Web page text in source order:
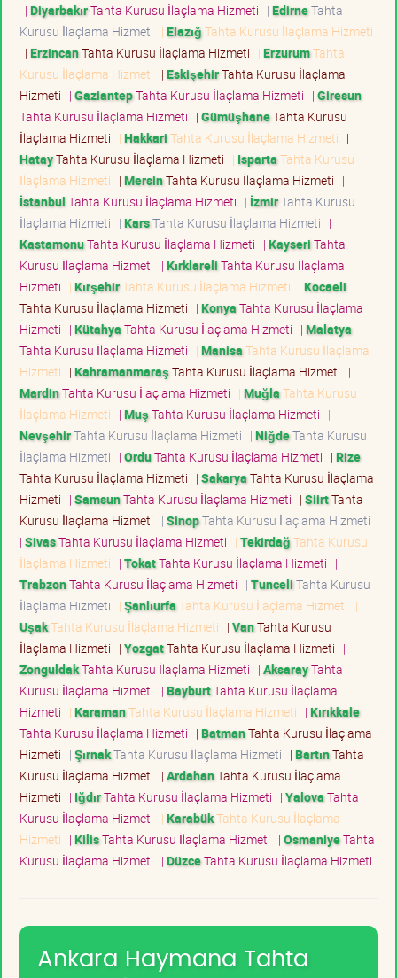
| DiyarbakırTahta Kurusu İlaçlama Hizmeti | EdirneTahta
Kurusu İlaçlama Hizmeti | ElazığTahta Kurusu İlaçlama Hizmeti
| ErzincanTahta Kurusu İlaçlama Hizmeti | ErzurumTahta
Kurusu İlaçlama Hizmeti | EskişehirTahta Kurusu İlaçlama
Hizmeti | GaziantepTahta Kurusu İlaçlama Hizmeti | Giresun
Tahta Kurusu İlaçlama Hizmeti | GümüşhaneTahta Kurusu
İlaçlama Hizmeti | HakkariTahta Kurusu İlaçlama Hizmeti |
HatayTahta Kurusu İlaçlama Hizmeti | IspartaTahta Kurusu
İlaçlama Hizmeti | MersinTahta Kurusu İlaçlama Hizmeti |
İstanbulTahta Kurusu İlaçlama Hizmeti | İzmirTahta Kurusu
İlaçlama Hizmeti | KarsTahta Kurusu İlaçlama Hizmeti |
KastamonuTahta Kurusu İlaçlama Hizmeti | KayseriTahta
Kurusu İlaçlama Hizmeti | KırklareliTahta Kurusu İlaçlama
Hizmeti | KırşehirTahta Kurusu İlaçlama Hizmeti | Kocaeli
Tahta Kurusu İlaçlama Hizmeti | KonyaTahta Kurusu İlaçlama
Hizmeti | KütahyaTahta Kurusu İlaçlama Hizmeti | Malatya
Tahta Kurusu İlaçlama Hizmeti | ManisaTahta Kurusu İlaçlama
Hizmeti | KahramanmaraşTahta Kurusu İlaçlama Hizmeti |
MardinTahta Kurusu İlaçlama Hizmeti | MuğlaTahta Kurusu
İlaçlama Hizmeti | MuşTahta Kurusu İlaçlama Hizmeti |
NevşehirTahta Kurusu İlaçlama Hizmeti | NiğdeTahta Kurusu
İlaçlama Hizmeti | OrduTahta Kurusu İlaçlama Hizmeti | Rize
Tahta Kurusu İlaçlama Hizmeti | SakaryaTahta Kurusu İlaçlama
Hizmeti | SamsunTahta Kurusu İlaçlama Hizmeti | SiirtTahta
Kurusu İlaçlama Hizmeti | SinopTahta Kurusu İlaçlama Hizmeti
| SivasTahta Kurusu İlaçlama Hizmeti | TekirdağTahta Kurusu
İlaçlama Hizmeti | TokatTahta Kurusu İlaçlama Hizmeti |
TrabzonTahta Kurusu İlaçlama Hizmeti | TunceliTahta Kurusu
İlaçlama Hizmeti | ŞanlıurfaTahta Kurusu İlaçlama Hizmeti |
UşakTahta Kurusu İlaçlama Hizmeti | VanTahta Kurusu
İlaçlama Hizmeti | YozgatTahta Kurusu İlaçlama Hizmeti |
ZonguldakTahta Kurusu İlaçlama Hizmeti | AksarayTahta
Kurusu İlaçlama Hizmeti | BayburtTahta Kurusu İlaçlama
Hizmeti | KaramanTahta Kurusu İlaçlama Hizmeti | Kırıkkale
Tahta Kurusu İlaçlama Hizmeti | BatmanTahta Kurusu İlaçlama
Hizmeti | ŞırnakTahta Kurusu İlaçlama Hizmeti | BartınTahta
Kurusu İlaçlama Hizmeti | ArdahanTahta Kurusu İlaçlama
Hizmeti | IğdırTahta Kurusu İlaçlama Hizmeti | YalovaTahta
Kurusu İlaçlama Hizmeti | KarabükTahta Kurusu İlaçlama
Hizmeti | KilisTahta Kurusu İlaçlama Hizmeti | OsmaniyeTahta
Kurusu İlaçlama Hizmeti | DüzceTahta Kurusu İlaçlama Hizmeti
Ankara Haymana Tahta